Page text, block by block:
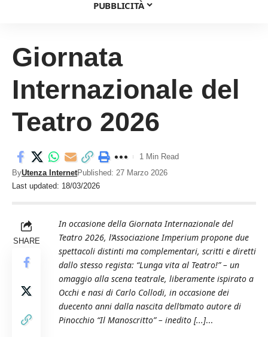
PUBBLICITÀ
Giornata
Internazionale del
Teatro 2026
Last updated: 18/03/2026
ByUtenza InternetPublished: 27 Marzo 2026
1 Min Read
SHARE
In occasione della Giornata Internazionale del
Teatro 2026, l’Associazione Imperium propone due
spettacoli distinti ma complementari, scritti e diretti
dallo stesso regista: “Lunga vita al Teatro!” – un
omaggio alla scena teatrale, liberamente ispirato a
Occhi e nasi di Carlo Collodi, in occasione dei
duecento anni dalla nascita dell’amato autore di
Pinocchio “Il Manoscritto” – inedito [...]...